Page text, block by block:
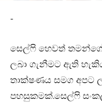
-
සෙල්‍ෆි හෙවත්
ලබා ගැනීමට ඇති
තාක්ෂණය සමග අපට
පහසුකමක්.සෙල්ෆි